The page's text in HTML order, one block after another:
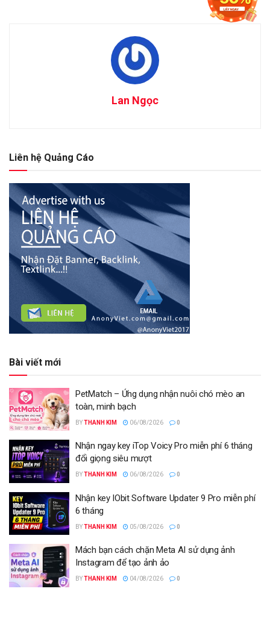
Lan Ngọc
Liên hệ Quảng Cáo
Bài viết mới
PetMatch – Ứng dụng nhận nuôi chó mèo an
toàn, minh bạch
BYTHANH KIM 06/08/2026 0
Nhận ngay key iTop Voicy Pro miễn phí 6 tháng
đổi giọng siêu mượt
BYTHANH KIM 06/08/2026 0
Nhận key IObit Software Updater 9 Pro miễn phí
6 tháng
BYTHANH KIM 05/08/2026 0
Mách bạn cách chặn Meta AI sử dụng ảnh
Instagram để tạo ảnh ảo
BYTHANH KIM 04/08/2026 0